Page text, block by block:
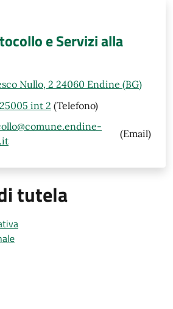
e Servizi alla
Nullo, 2 24060 Endine (BG)
int 2 (Telefono)
(Email)
tutela